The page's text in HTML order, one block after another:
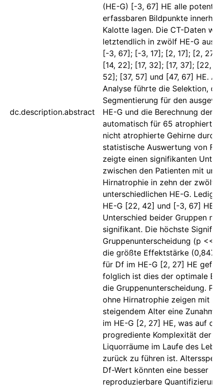
dc.description.abstract
(HE-G) [-3, 67] HE alle
erfassbaren Bildpunkte
Kalotte lagen. Die CT-Daten
letztendlich in zwölf HE-G
[-3, 67]; [-3, 17]; [2, 17]; [2,
[14, 22]; [17, 32]; [17, 37]; [22,
52]; [37, 57] und [47, 67] HE.
Analyse führte die Selektion,
Segmentierung für den
HE-G und die Berechnung der
automatisch für 65
nicht atrophierte Gehirne
statistische Auswertung von
zeigte einen signifikanten
zwischen den Patienten mit
Hirnatrophie in zehn der zwölf
unterschiedlichen HE-G.
HE-G [22, 42] und [-3, 67] HE
Unterschied beider Gruppen
signifikant. Die höchste
Gruppenunterscheidung (p <<
die größte Effektstärke
für Df im HE-G [2, 27] HE
folglich ist dies der optimale
die Gruppenunterscheidung.
ohne Hirnatrophie zeigen mit
steigendem Alter eine
im HE-G [2, 27] HE, was auf
progrediente Komplexität der
Liquorräume im Laufe des
zurück zu führen ist.
Df-Wert könnten eine besser
reproduzierbare